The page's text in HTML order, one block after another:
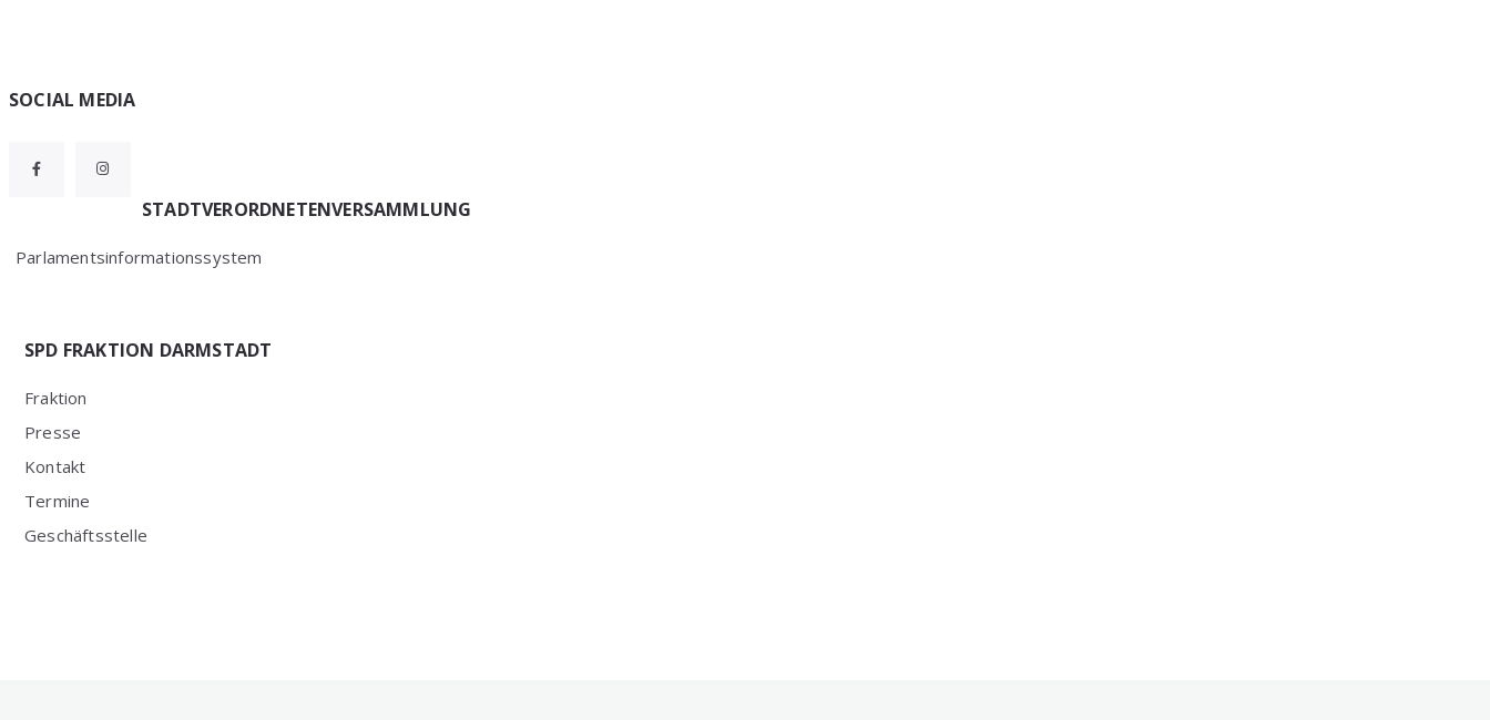
Widgets
SOCIAL MEDIA
STADTVERORDNETENVERSAMMLUNG
Parlamentsinformationssystem
SPD FRAKTION DARMSTADT
Fraktion
Presse
Kontakt
Termine
Geschäftsstelle